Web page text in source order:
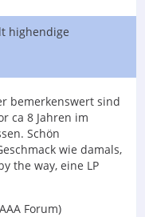
highendige
bemerkenswert sind
ca 8 Jahren im
Schön
wie damals,
the way, eine LP
Forum)